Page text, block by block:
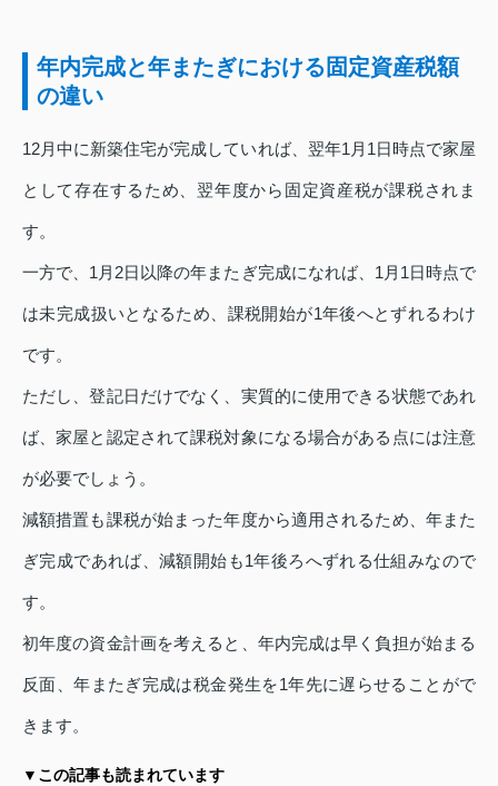
年内完成と年またぎにおける固定資産税額
の違い
12月中に新築住宅が完成していれば、翌年1月1日時点で家屋
として存在するため、翌年度から固定資産税が課税されま
す。
一方で、1月2日以降の年またぎ完成になれば、1月1日時点で
は未完成扱いとなるため、課税開始が1年後へとずれるわけ
です。
ただし、登記日だけでなく、実質的に使用できる状態であれ
ば、家屋と認定されて課税対象になる場合がある点には注意
が必要でしょう。
減額措置も課税が始まった年度から適用されるため、年また
ぎ完成であれば、減額開始も1年後ろへずれる仕組みなので
す。
初年度の資金計画を考えると、年内完成は早く負担が始まる
反面、年またぎ完成は税金発生を1年先に遅らせることがで
きます。
▼この記事も読まれています